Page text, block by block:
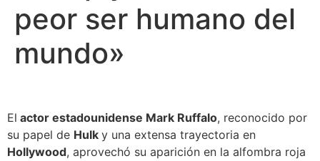
peor ser humano del
mundo»
El actor estadounidense Mark Ruffalo, reconocido por
su papel de Hulk y una extensa trayectoria en
Hollywood, aprovechó su aparición en la alfombra roja